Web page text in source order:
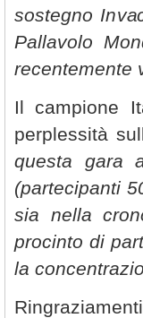
sostegno
Pallavolo
recentemente
Il campione
perplessità
questa gara
(partecipanti
sia nella
procinto di
la